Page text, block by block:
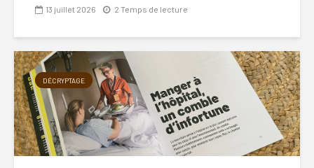
13 juillet 2026 2 Temps de lecture
DÉCRYPTAGE